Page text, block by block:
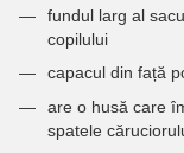
fundul larg al
copilului
capacul din față
are o husă care
spatele